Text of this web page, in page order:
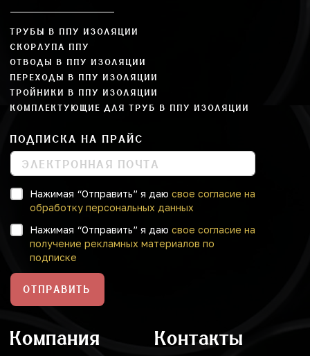
ТРУБЫ В ППУ ИЗОЛЯЦИИ
СКОРЛУПА ППУ
ОТВОДЫ В ППУ ИЗОЛЯЦИИ
ПЕРЕХОДЫ В ППУ ИЗОЛЯЦИИ
ТРОЙНИКИ В ППУ ИЗОЛЯЦИИ
КОМПЛЕКТУЮЩИЕ ДЛЯ ТРУБ В ППУ ИЗОЛЯЦИИ
ПОДПИСКА НА ПРАЙС
Нажимая “Отправить” я даю свое согласие на
обработку персональных данных
Нажимая “Отправить” я даю свое согласие на
получение рекламных материалов по
подписке
ОТПРАВИТЬ
Компания Контакты